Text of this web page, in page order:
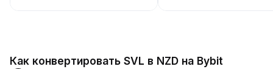
Как конвертировать SVL в NZD на Bybit